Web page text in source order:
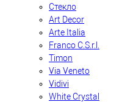
Стекло
Art Decor
Arte Italia
Franco C.S.r.l.
Timon
Via Veneto
Vidivi
White Crystal